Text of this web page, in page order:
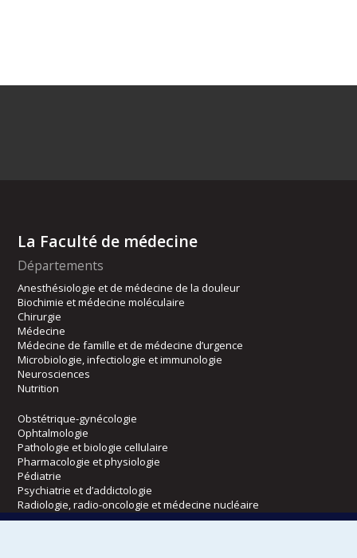
La Faculté de médecine
Départements
Anesthésiologie et de médecine de la douleur
Biochimie et médecine moléculaire
Chirurgie
Médecine
Médecine de famille et de médecine d’urgence
Microbiologie, infectiologie et immunologie
Neurosciences
Nutrition
Obstétrique-gynécologie
Ophtalmologie
Pathologie et biologie cellulaire
Pharmacologie et physiologie
Pédiatrie
Psychiatrie et d’addictologie
Radiologie, radio-oncologie et médecine nucléaire